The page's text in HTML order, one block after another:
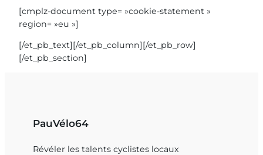
[cmplz-document type= »cookie-statement »
region= »eu »]
[/et_pb_text][/et_pb_column][/et_pb_row]
[/et_pb_section]
PauVélo64
Révéler les talents cyclistes locaux